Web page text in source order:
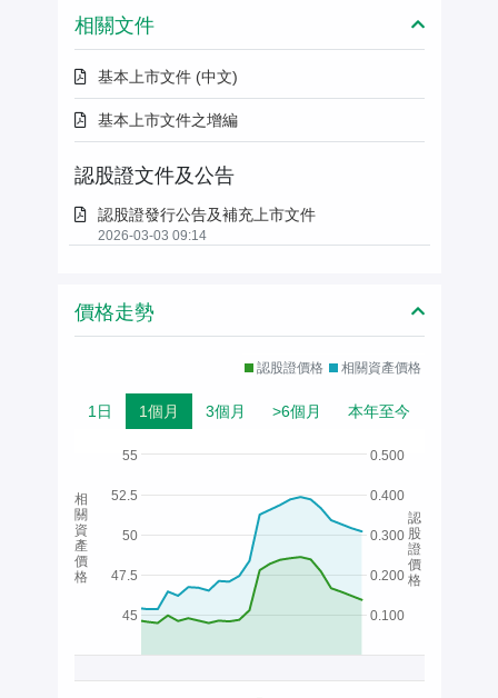
相關文件
基本上市文件 (中文)
基本上市文件之增編
認股證文件及公告
認股證發行公告及補充上市文件
2026-03-03 09:14
價格走勢
認股證價格 相關資產價格
1日 1個月 3個月 >6個月 本年至今
45
50
55
47.5
52.5
0.100
0.200
0.300
0.400
0.500
相
關
資
產
價
格
認
股
證
價
格